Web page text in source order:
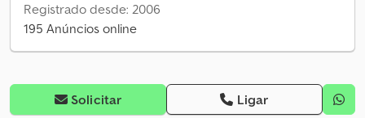
Registrado desde: 2006
195 Anúncios online
Solicitar Ligar